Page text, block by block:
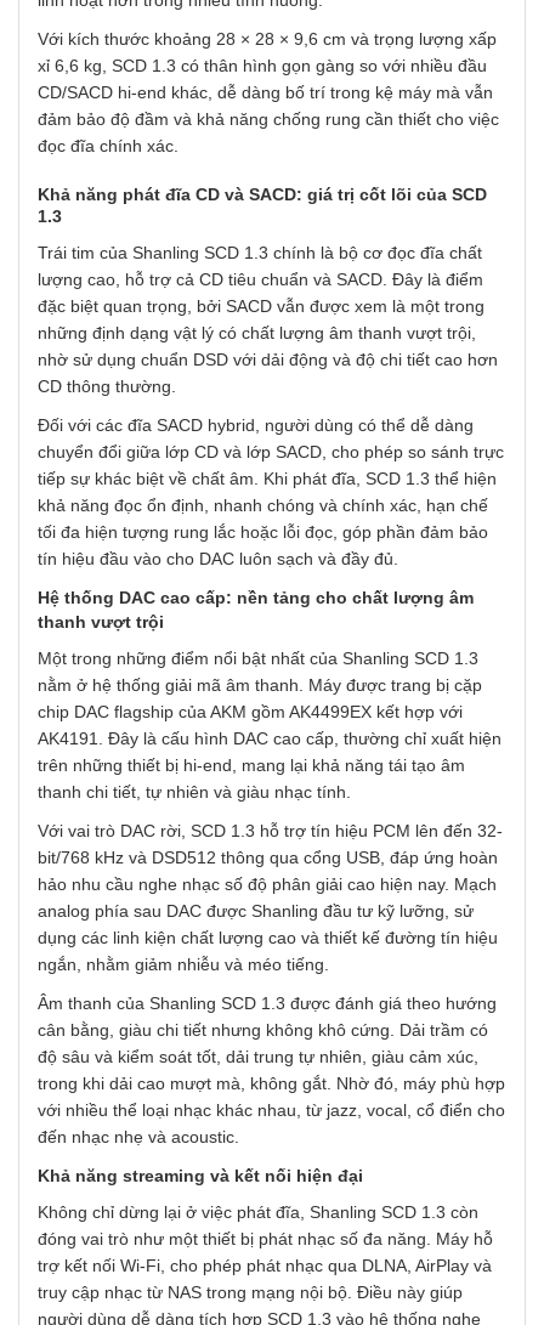
Với kích thước khoảng 28 × 28 × 9,6 cm và trọng lượng xấp
xỉ 6,6 kg, SCD 1.3 có thân hình gọn gàng so với nhiều đầu
CD/SACD hi-end khác, dễ dàng bố trí trong kệ máy mà vẫn
đảm bảo độ đầm và khả năng chống rung cần thiết cho việc
đọc đĩa chính xác.
Khả năng phát đĩa CD và SACD: giá trị cốt lõi của SCD
1.3
Trái tim của Shanling SCD 1.3 chính là bộ cơ đọc đĩa chất
lượng cao, hỗ trợ cả CD tiêu chuẩn và SACD. Đây là điểm
đặc biệt quan trọng, bởi SACD vẫn được xem là một trong
những định dạng vật lý có chất lượng âm thanh vượt trội,
nhờ sử dụng chuẩn DSD với dải động và độ chi tiết cao hơn
CD thông thường.
Đối với các đĩa SACD hybrid, người dùng có thể dễ dàng
chuyển đổi giữa lớp CD và lớp SACD, cho phép so sánh trực
tiếp sự khác biệt về chất âm. Khi phát đĩa, SCD 1.3 thể hiện
khả năng đọc ổn định, nhanh chóng và chính xác, hạn chế
tối đa hiện tượng rung lắc hoặc lỗi đọc, góp phần đảm bảo
tín hiệu đầu vào cho DAC luôn sạch và đầy đủ.
Hệ thống DAC cao cấp: nền tảng cho chất lượng âm
thanh vượt trội
Một trong những điểm nổi bật nhất của Shanling SCD 1.3
nằm ở hệ thống giải mã âm thanh. Máy được trang bị cặp
chip DAC flagship của AKM gồm AK4499EX kết hợp với
AK4191. Đây là cấu hình DAC cao cấp, thường chỉ xuất hiện
trên những thiết bị hi-end, mang lại khả năng tái tạo âm
thanh chi tiết, tự nhiên và giàu nhạc tính.
Với vai trò DAC rời, SCD 1.3 hỗ trợ tín hiệu PCM lên đến 32-
bit/768 kHz và DSD512 thông qua cổng USB, đáp ứng hoàn
hảo nhu cầu nghe nhạc số độ phân giải cao hiện nay. Mạch
analog phía sau DAC được Shanling đầu tư kỹ lưỡng, sử
dụng các linh kiện chất lượng cao và thiết kế đường tín hiệu
ngắn, nhằm giảm nhiễu và méo tiếng.
Âm thanh của Shanling SCD 1.3 được đánh giá theo hướng
cân bằng, giàu chi tiết nhưng không khô cứng. Dải trầm có
độ sâu và kiểm soát tốt, dải trung tự nhiên, giàu cảm xúc,
trong khi dải cao mượt mà, không gắt. Nhờ đó, máy phù hợp
với nhiều thể loại nhạc khác nhau, từ jazz, vocal, cổ điển cho
đến nhạc nhẹ và acoustic.
Khả năng streaming và kết nối hiện đại
Không chỉ dừng lại ở việc phát đĩa, Shanling SCD 1.3 còn
đóng vai trò như một thiết bị phát nhạc số đa năng. Máy hỗ
trợ kết nối Wi-Fi, cho phép phát nhạc qua DLNA, AirPlay và
truy cập nhạc từ NAS trong mạng nội bộ. Điều này giúp
người dùng dễ dàng tích hợp SCD 1.3 vào hệ thống nghe